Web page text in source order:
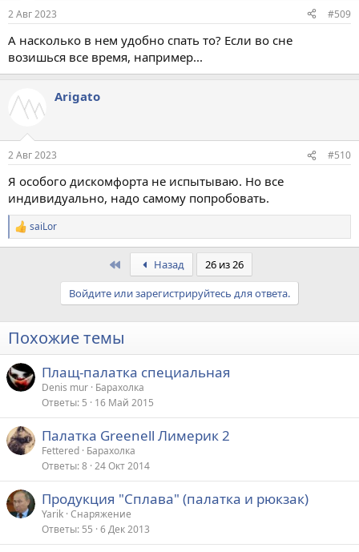
2 Авг 2023 #509
А насколько в нем удобно спать то? Если во сне
возишься все время, например...
Arigato
2 Авг 2023 #510
Я особого дискомфорта не испытываю. Но все
индивидуально, надо самому попробовать.
Р
е
:
saiLor
Назад
26 из 26
Войдите или зарегистрируйтесь для ответа.
Похожие темы
Плащ-палатка специальная
Denis mur Барахолка
Ответы 5 16 Май 2015
Палатка Greenell Лимерик 2
Fettered Барахолка
Ответы 8 24 Окт 2014
Продукция "Сплава" (палатка и рюкзак)
Yarik Снаряжение
Ответы 55 6 Дек 2013